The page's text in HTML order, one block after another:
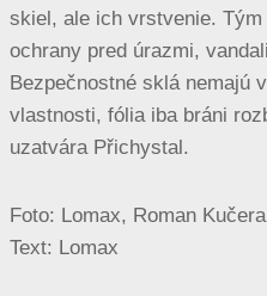
skiel, ale ich vrstvenie.
ochrany pred úrazmi,
Bezpečnostné sklá nemajú
vlastnosti, fólia iba bráni
uzatvára Přichystal.
Foto: Lomax, Roman Kučera
Text: Lomax